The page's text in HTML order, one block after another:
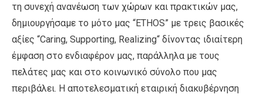
τη συνεχή ανανέωση των χώρων και πρακτικών μας,
δημιουργήσαμε το μότο μας “ETHOS” με τρεις βασικές
αξίες “Caring, Supporting, Realizing“ δίνοντας ιδιαίτερη
έμφαση στο ενδιαφέρον μας, παράλληλα με τους
πελάτες μας και στο κοινωνικό σύνολο που μας
περιβάλει. Η αποτελεσματική εταιρική διακυβέρνηση